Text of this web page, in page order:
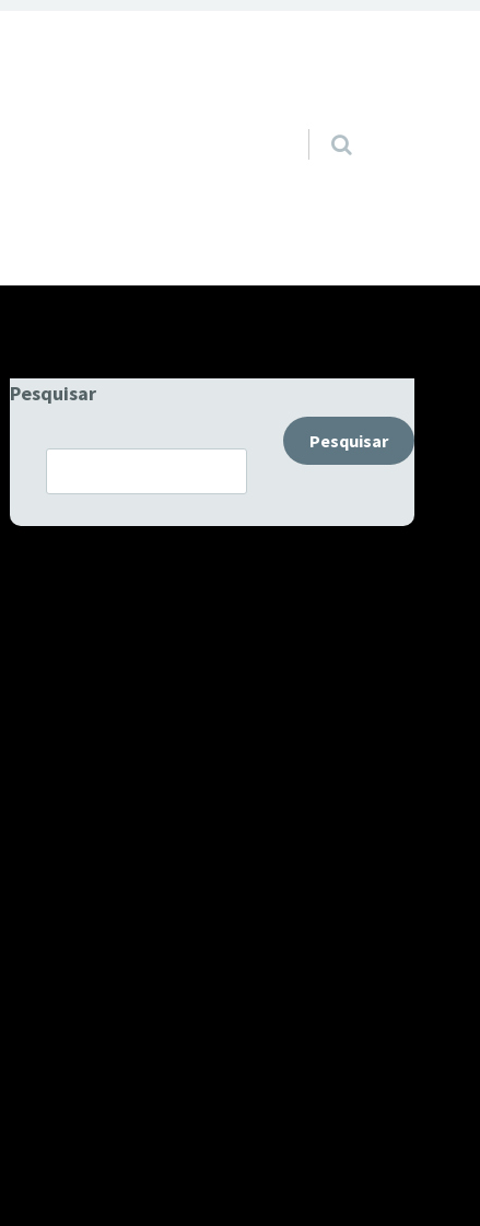
Pular para o conteúdo
Pesquisar
Pesquisar